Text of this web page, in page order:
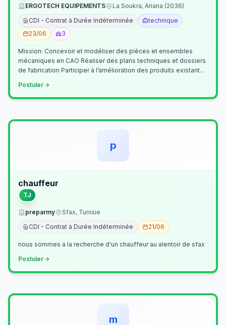
ERGOTECH EQUIPEMENTS
La Soukra, Ariana (2036)
CDI - Contrat à Durée Indéterminée
technique
23/06
3
Mission: Concevoir et modéliser des pièces et ensembles
mécaniques en CAO Réaliser des plans techniques et dossiers
de fabrication Participer à l’amélioration des produits existants
Postuler
p
chauffeur
TJ
preparmy
Sfax, Tunisie
CDI - Contrat à Durée Indéterminée
21/06
nous sommes a la recherche d'un chauffeur au alentoir de sfax
Postuler
m